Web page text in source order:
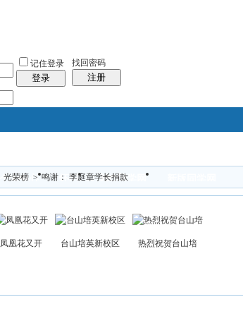
记住登录
登录
找回密码
注册
个人中心 怀旧 超Q同学网
帖子
热搜：
光荣榜 > 鸣谢： 李庭章学长捐款
凤凰花又开 台山培英新校区 热烈祝贺台山培